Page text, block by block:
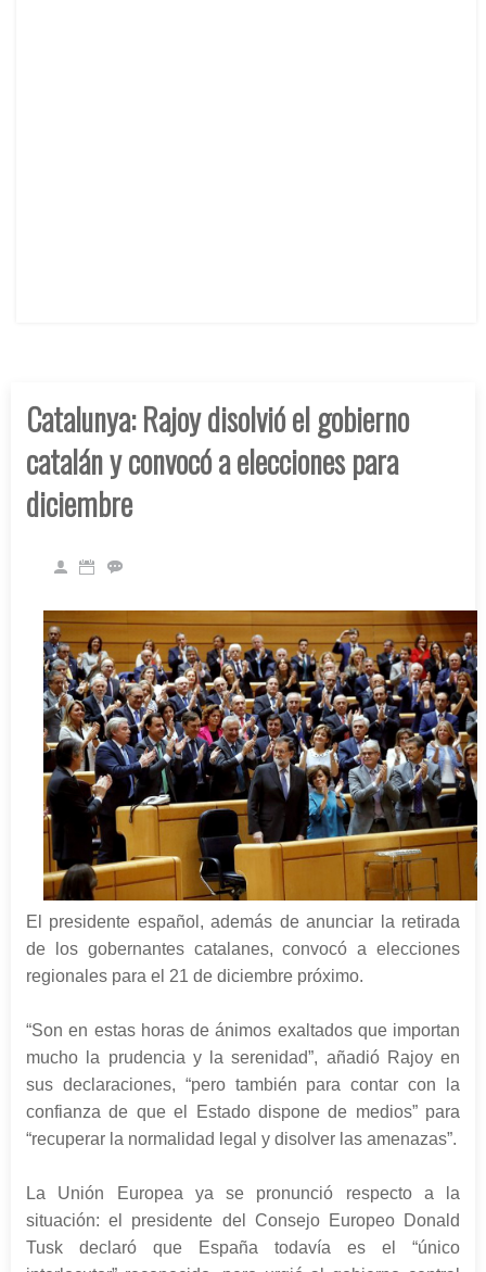
Catalunya: Rajoy disolvió el gobierno
catalán y convocó a elecciones para
diciembre
El presidente español, además de anunciar la retirada
de los gobernantes catalanes, convocó a elecciones
regionales para el 21 de diciembre próximo.
“Son en estas horas de ánimos exaltados que importan
mucho la prudencia y la serenidad”, añadió Rajoy en
sus declaraciones, “pero también para contar con la
confianza de que el Estado dispone de medios” para
“recuperar la normalidad legal y disolver las amenazas”.
La Unión Europea ya se pronunció respecto a la
situación: el presidente del Consejo Europeo Donald
Tusk declaró que España todavía es el “único